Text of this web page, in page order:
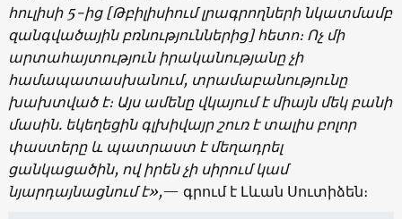
հուլիսի 5-ից [Թբիլիսիում լրագրողների նկատմամբ
զանգվածային բռնություններից] հետո։ Ոչ մի
արտահայտություն իրականությանը չի
համապատասխանում, տրամաբանությունը
խախտված է։ Այս ամենը վկայում է միայն մեկ բանի
մասին. եկեղեցին գլխիվայր շուռ է տալիս բոլոր
փաստերը և պատրաստ է մեղադրել
ցանկացածին, ով իրեն չի սիրում կամ
նյարդայնացնում է»,— գրում է Լևան Սուտիձեն։